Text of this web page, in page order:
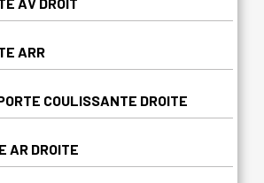
ARR
COULISSANTE DROITE
AR DROITE